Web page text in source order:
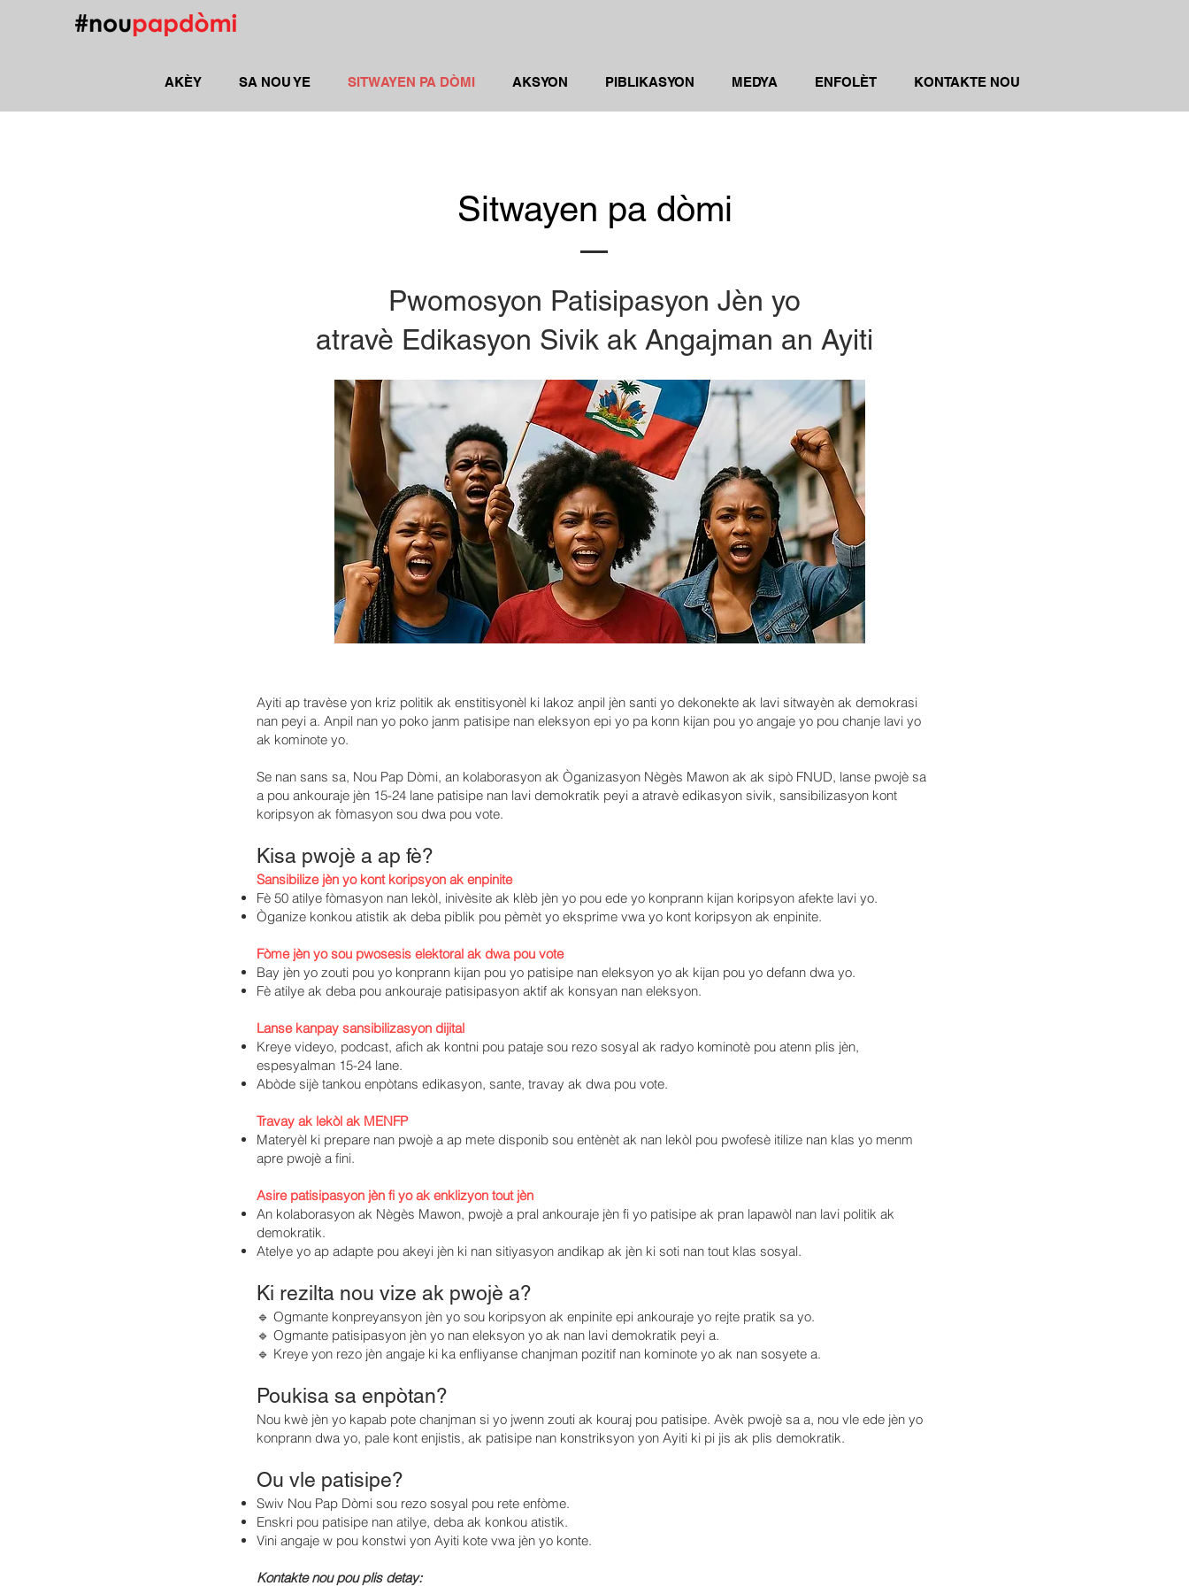
AKÈY SA NOU YE SITWAYEN PA DÒMI AKSYON PIBLIKASYON MEDYA ENFOLÈT KONTAKTE NOU
Sitwayen pa dòmi
Pwomosyon Patisipasyon Jèn yo
atravè Edikasyon Sivik ak Angajman an Ayiti
Ayiti ap travèse yon kriz politik ak enstitisyonèl ki lakoz anpil jèn santi yo dekonekte ak lavi sitwayèn ak demokrasi
nan peyi a. Anpil nan yo poko janm patisipe nan eleksyon epi yo pa konn kijan pou yo angaje yo pou chanje lavi yo
ak kominote yo.
Se nan sans sa, Nou Pap Dòmi, an kolaborasyon ak Òganizasyon Nègès Mawon ak ak sipò FNUD, lanse pwojè sa
a pou ankouraje jèn 15-24 lane patisipe nan lavi demokratik peyi a atravè edikasyon sivik, sansibilizasyon kont
koripsyon ak fòmasyon sou dwa pou vote.
Kisa pwojè a ap fè?
Sansibilize jèn yo kont koripsyon ak enpinite
Fè 50 atilye fòmasyon nan lekòl, inivèsite ak klèb jèn yo pou ede yo konprann kijan koripsyon afekte lavi yo.
Òganize konkou atistik ak deba piblik pou pèmèt yo eksprime vwa yo kont koripsyon ak enpinite.
Fòme jèn yo sou pwosesis elektoral ak dwa pou vote
Bay jèn yo zouti pou yo konprann kijan pou yo patisipe nan eleksyon yo ak kijan pou yo defann dwa yo.
Fè atilye ak deba pou ankouraje patisipasyon aktif ak konsyan nan eleksyon.
Lanse kanpay sansibilizasyon dijital
Kreye videyo, podcast, afich ak kontni pou pataje sou rezo sosyal ak radyo kominotè pou atenn plis jèn,
espesyalman 15-24 lane.
Abòde sijè tankou enpòtans edikasyon, sante, travay ak dwa pou vote.
Travay ak lekòl ak MENFP
Materyèl ki prepare nan pwojè a ap mete disponib sou entènèt ak nan lekòl pou pwofesè itilize nan klas yo menm
apre pwojè a fini.
Asire patisipasyon jèn fi yo ak enklizyon tout jèn
An kolaborasyon ak Nègès Mawon, pwojè a pral ankouraje jèn fi yo patisipe ak pran lapawòl nan lavi politik ak
demokratik.
Atelye yo ap adapte pou akeyi jèn ki nan sitiyasyon andikap ak jèn ki soti nan tout klas sosyal.
Ki rezilta nou vize ak pwojè a?
🔹 Ogmante konpreyansyon jèn yo sou koripsyon ak enpinite epi ankouraje yo rejte pratik sa yo.
🔹 Ogmante patisipasyon jèn yo nan eleksyon yo ak nan lavi demokratik peyi a.
🔹 Kreye yon rezo jèn angaje ki ka enfliyanse chanjman pozitif nan kominote yo ak nan sosyete a.
Poukisa sa enpòtan?
Nou kwè jèn yo kapab pote chanjman si yo jwenn zouti ak kouraj pou patisipe. Avèk pwojè sa a, nou vle ede jèn yo
konprann dwa yo, pale kont enjistis, ak patisipe nan konstriksyon yon Ayiti ki pi jis ak plis demokratik.
Ou vle patisipe?
Swiv Nou Pap Dòmi sou rezo sosyal pou rete enfòme.
Enskri pou patisipe nan atilye, deba ak konkou atistik.
Vini angaje w pou konstwi yon Ayiti kote vwa jèn yo konte.
Kontakte nou pou plis detay: